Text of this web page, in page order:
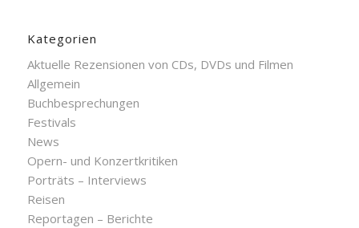
Kategorien
Aktuelle Rezensionen von CDs, DVDs und Filmen
Allgemein
Buchbesprechungen
Festivals
News
Opern- und Konzertkritiken
Porträts – Interviews
Reisen
Reportagen – Berichte